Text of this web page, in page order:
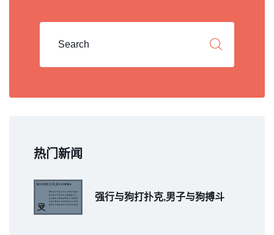
热门新闻
强行与狗打扑克,男子与狗搏斗